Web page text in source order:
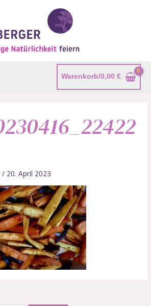
Warenkorb/0,00€
/ 20. April 2023